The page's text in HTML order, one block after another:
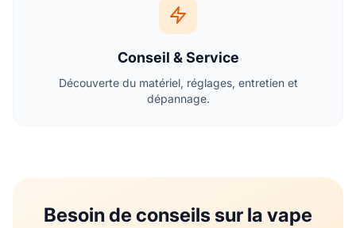
Conseil & Service
Découverte du matériel, réglages, entretien et
dépannage.
Besoin de conseils sur la vape